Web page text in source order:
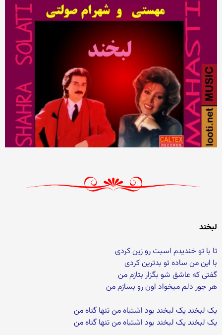
لبخند
تا با تو خندیدم اسبت رو زین کردی
با این من ساده تو بدترین کردی
گفتی که عاشق شو بگزار بتازم من
هر جور دلم میخواد اون رو بسازم من
یک لبخند یک لبخند بود اشتباه من تنها گناه من
یک لبخند یک لبخند بود اشتباه من تنها گناه من